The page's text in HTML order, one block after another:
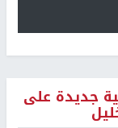
جديدة على